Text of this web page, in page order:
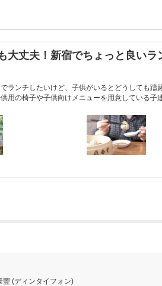
大丈夫！新宿でちょっと良い
ランチしたいけど、子供がいるとどうしても
用の椅子や子供向けメニューを用意している子
豐 (ディンタイフォン)